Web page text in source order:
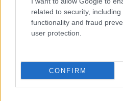
related to security,
functionality and fraud
user protection.
CONFIRM